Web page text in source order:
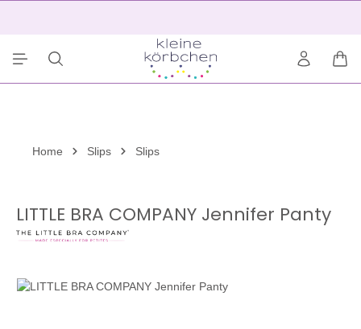
Home Slips Slips
LITTLE BRA COMPANY Jennifer Panty
Bildergalerie überspringen